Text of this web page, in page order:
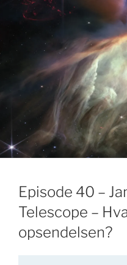
Episode 40 –
Telescope –
opsendelsen?